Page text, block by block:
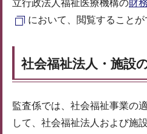
立行政法人福祉医療機構の財
において、閲覧することが
社会福祉法人・施設
監査係では、社会福祉事業の
して、社会福祉法人および施